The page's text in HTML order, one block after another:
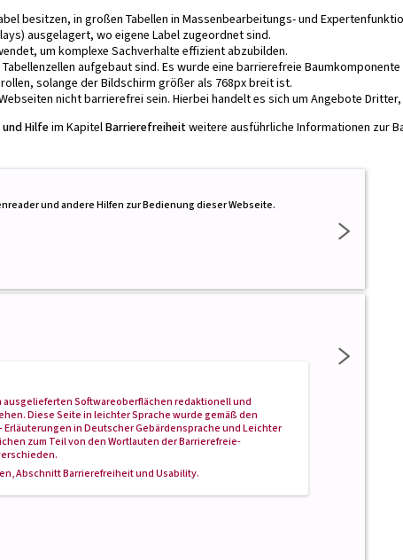
besitzen, in großen Tabellen in Massenbearbeitungs- und
ausgelagert, wo eigene Label zugeordnet sind.
um komplexe Sachverhalte effizient abzubilden.
aufgebaut sind. Es wurde eine barrierefreie
solange der Bildschirm größer als 768px breit ist.
nicht barrierefrei sein. Hierbei handelt es sich um Angebote
Hilfeim KapitelBarrierefreiheitweitere ausführliche Informationen zur
und andere Hilfen zur Bedienung dieser Webseite.
ausgelieferten Softwareoberflächen redaktionell und
Diese Seite in leichter Sprache wurde gemäß den
in Deutscher Gebärdensprache und Leichter
zum Teil von den Wortlauten der Barrierefreie-
, AbschnittBarrierefreiheit und Usability.